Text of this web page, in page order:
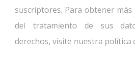
suscriptores. Para obtener
del tratamiento de sus
derechos, visite nuestra política